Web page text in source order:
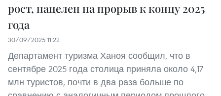
рост, нацелен на прорыв к концу 2025
года
30/09/2025 11:22
Департамент туризма Ханоя сообщил, что в
сентябре 2025 года столица приняла около 4,17
млн туристов, почти в два раза больше по